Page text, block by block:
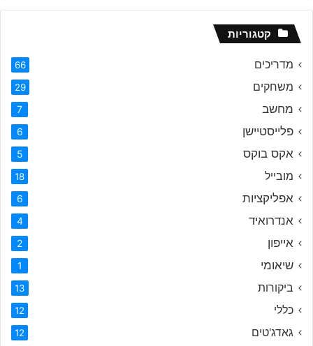
קטגוריות
מדריכים 66
משחקים 29
מחשב 7
פלייסטיישן 6
אקס בוקס 5
מובייל 18
אפליקציות 6
אנדרואיד 4
אייפון 2
שיאומי 1
ביקורות 13
כללי 12
גאדג'טים 12